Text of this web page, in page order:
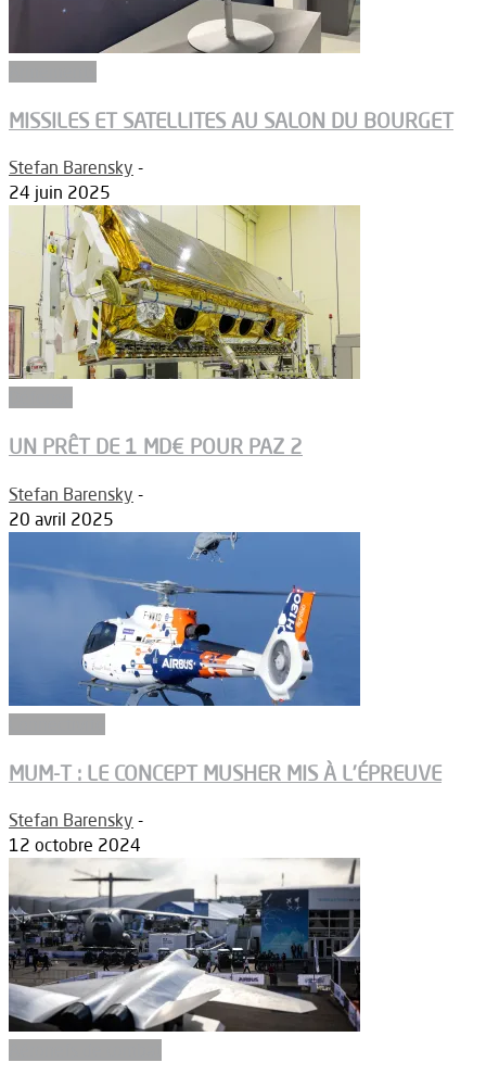
MISSILES ET SATELLITES AU SALON DU BOURGET
Stefan Barensky -
24 juin 2025
UN PRÊT DE 1 MD€ POUR PAZ 2
Stefan Barensky -
20 avril 2025
MUM-T : LE CONCEPT MUSHER MIS À L’ÉPREUVE
Stefan Barensky -
12 octobre 2024